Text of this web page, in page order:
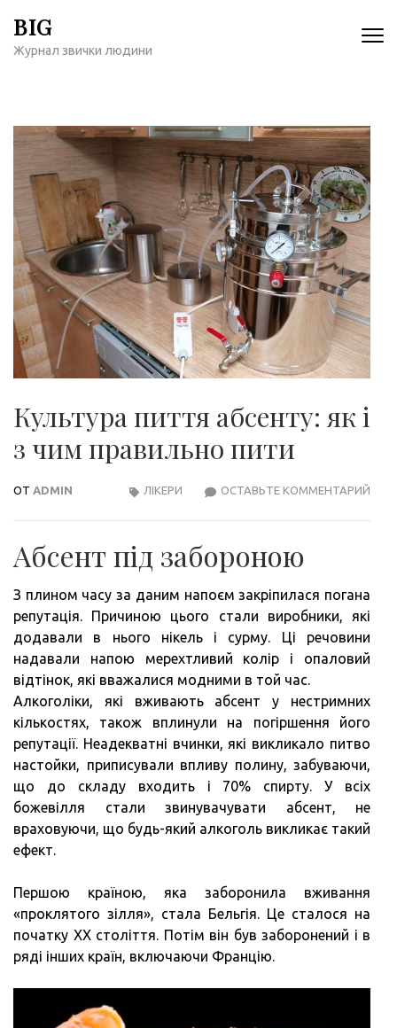
содержимому
BIG
Журнал звички людини
Культура пиття абсенту: як і
з чим правильно пити
ОТ ADMIN ОСТАВЬТЕ КОММЕНТАРИЙ
ЛІКЕРИ
Абсент під забороною
З плином часу за даним напоєм закріпилася погана
репутація. Причиною цього стали виробники, які
додавали в нього нікель і сурму. Ці речовини
надавали напою мерехтливий колір і опаловий
відтінок, які вважалися модними в той час.
Алкоголіки, які вживають абсент у нестримних
кількостях, також вплинули на погіршення його
репутації. Неадекватні вчинки, які викликало питво
настойки, приписували впливу полину, забуваючи,
що до складу входить і 70% спирту. У всіх
божевілля стали звинувачувати абсент, не
враховуючи, що будь-який алкоголь викликає такий
ефект.
Першою країною, яка заборонила вживання
«проклятого зілля», стала Бельгія. Це сталося на
початку XX століття. Потім він був заборонений і в
ряді інших країн, включаючи Францію.